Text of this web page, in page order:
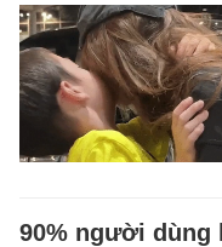
90% người dùng